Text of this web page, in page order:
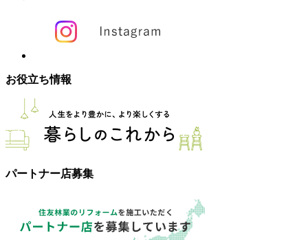
お役立ち情報
パートナー店募集